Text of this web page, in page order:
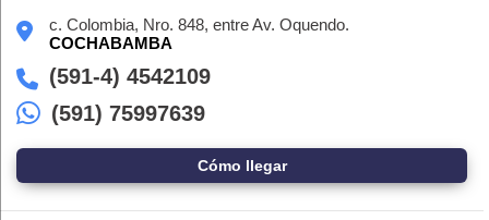
c. Colombia, Nro. 848, entre Av. Oquendo.
COCHABAMBA
(591-4) 4542109
(591) 75997639
Cómo llegar